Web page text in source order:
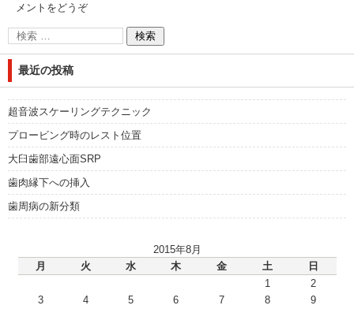
メントをどうぞ
最近の投稿
超音波スケーリングテクニック
プロービング時のレスト位置
大臼歯部遠心面SRP
歯肉縁下への挿入
歯周病の新分類
2015年8月
月
火 水 木 金 土 日
1
2
3
4 5 6 7 8
9